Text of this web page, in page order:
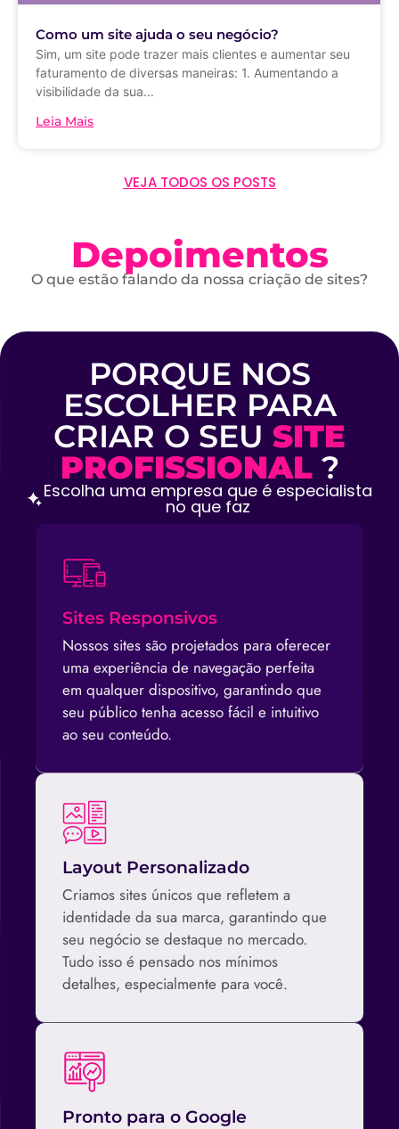
Como um site ajuda o seu negócio?
Sim, um site pode trazer mais clientes e aumentar seu
faturamento de diversas maneiras: 1. Aumentando a
visibilidade da sua...
Leia Mais
VEJA TODOS OS POSTS
Depoimentos
O que estão falando da nossa criação de sites?
PORQUE NOS
ESCOLHER PARA
CRIAR O SEU SITE
PROFISSIONAL?
Escolha uma empresa que é especialista
no que faz
Sites Responsivos
Nossos sites são projetados para oferecer
uma experiência de navegação perfeita
em qualquer dispositivo, garantindo que
seu público tenha acesso fácil e intuitivo
ao seu conteúdo.
Layout Personalizado
Criamos sites únicos que refletem a
identidade da sua marca, garantindo que
seu negócio se destaque no mercado.
Tudo isso é pensado nos mínimos
detalhes, especialmente para você.
Pronto para o Google